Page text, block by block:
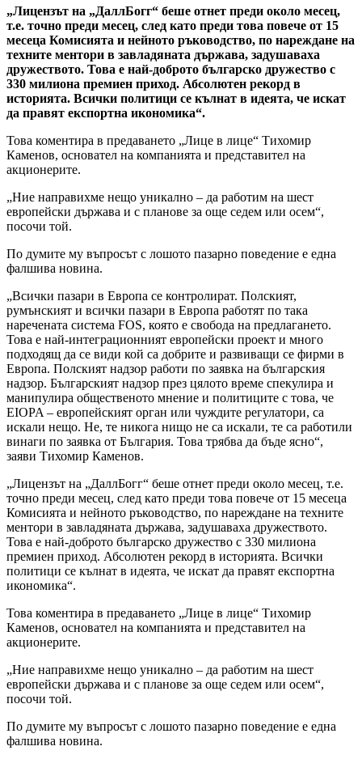
„Лицензът на „ДаллБогг“ беше отнет преди около месец,
т.е. точно преди месец, след като преди това повече от 15
месеца Комисията и нейното ръководство, по нареждане на
техните ментори в завладяната държава, задушаваха
дружеството. Това е най-доброто българско дружество с
330 милиона премиен приход. Абсолютен рекорд в
историята. Всички политици се кълнат в идеята, че искат
да правят експортна икономика“.
Това коментира в предаването „Лице в лице“ Тихомир
Каменов, основател на компанията и представител на
акционерите.
„Ние направихме нещо уникално – да работим на шест
европейски държава и с планове за още седем или осем“,
посочи той.
По думите му въпросът с лошото пазарно поведение е една
фалшива новина.
„Всички пазари в Европа се контролират. Полският,
румънският и всички пазари в Европа работят по така
наречената система FOS, която е свобода на предлагането.
Това е най-интеграционният европейски проект и много
подходящ да се види кой са добрите и развиващи се фирми в
Европа. Полският надзор работи по заявка на българския
надзор. Българският надзор през цялото време спекулира и
манипулира общественото мнение и политиците с това, че
EIOPA – европейският орган или чуждите регулатори, са
искали нещо. Не, те никога нищо не са искали, те са работили
винаги по заявка от България. Това трябва да бъде ясно“,
заяви Тихомир Каменов.
„Лицензът на „ДаллБогг“ беше отнет преди около месец, т.е.
точно преди месец, след като преди това повече от 15 месеца
Комисията и нейното ръководство, по нареждане на техните
ментори в завладяната държава, задушаваха дружеството.
Това е най-доброто българско дружество с 330 милиона
премиен приход. Абсолютен рекорд в историята. Всички
политици се кълнат в идеята, че искат да правят експортна
икономика“.
Това коментира в предаването „Лице в лице“ Тихомир
Каменов, основател на компанията и представител на
акционерите.
„Ние направихме нещо уникално – да работим на шест
европейски държава и с планове за още седем или осем“,
посочи той.
По думите му въпросът с лошото пазарно поведение е една
фалшива новина.